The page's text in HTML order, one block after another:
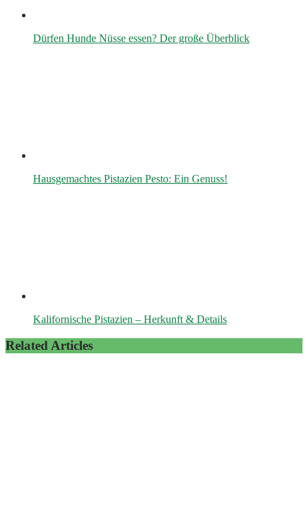
Dürfen Hunde Nüsse essen? Der große Überblick
Hausgemachtes Pistazien Pesto: Ein Genuss!
Kalifornische Pistazien – Herkunft & Details
Related Articles